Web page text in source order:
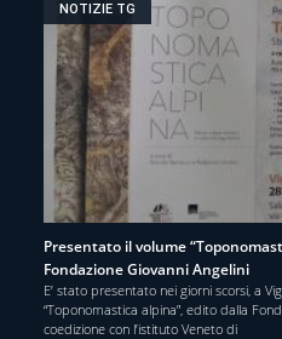
NOTIZIE TG
Presentato il volume
Fondazione Giovanni Angelini
E’ stato presentato nei giorni scorsi, a
“Toponomastica alpina”, edito dalla
coedizione con l’istituto Veneto di